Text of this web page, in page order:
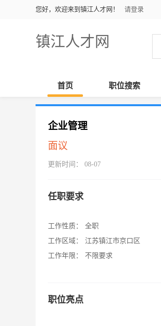
您好，欢迎来到镇江人才网！ 请登录
镇江人才网
首页 职位搜索
企业管理
面议
更新时间： 08-07
任职要求
工作性质：
全职
工作区域：
江苏镇江市京口区
工作年限：
不限要求
职位亮点